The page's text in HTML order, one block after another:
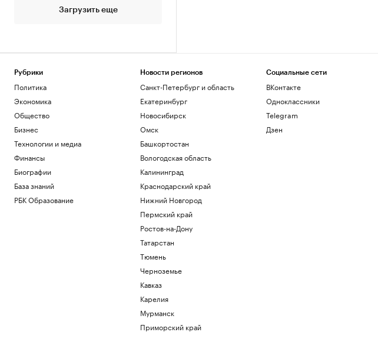
Загрузить еще
Рубрики
Политика
Экономика
Общество
Бизнес
Технологии и медиа
Финансы
Биографии
База знаний
РБК Образование
Новости регионов
Санкт-Петербург и область
Екатеринбург
Новосибирск
Омск
Башкортостан
Вологодская область
Калининград
Краснодарский край
Нижний Новгород
Пермский край
Ростов-на-Дону
Татарстан
Тюмень
Черноземье
Кавказ
Карелия
Мурманск
Приморский край
Социальные сети
ВКонтакте
Одноклассники
Telegram
Дзен